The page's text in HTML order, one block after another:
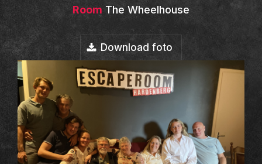
Room The Wheelhouse
Download foto